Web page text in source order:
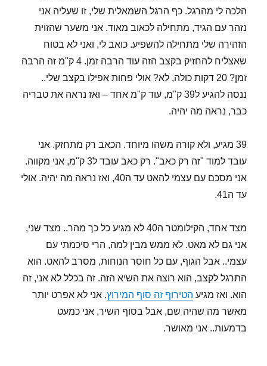
הלכה לי מהרגל. כף הרגל השמאלית שלי, זו שעליה אני
נזהר עם הגיד, מתחילה לכאוב מאוד. אני משער שהזוית
הזהירה שלי מתחילה להשפיע. כואב לי, ואני לא בטוח
שאצליח להחזיק בקצב הזה עוד הרבה זמן. 4 ק"מ זה הרבה
זמן? 20 דקות כולה, לא? אולי פחות אפילו בקצב שלי..
ננסה להגיע ל39 ק"מ, עוד ק"מ אחד – ואז נראה את טבריה
כבר, נראה מה יהיה.
39 מגיע, ולא קורה משהו מיוחד. הכאב רק מתחזק. אני
עובד למוד "זה רק כאב". רק כאב עובד ל3 ק"מ, אני מקווה.
אני מסכם עם עצמי להאט עד ה40, ואז נראה מה יהיה. אולי
עד ה41.
מצד אחד, הקילומטר ה40 לא מגיע כל כך מהר.. מצד שני,
אני גם לא מאט. לא ממש מבין למה, הרי סיכמתי עם
עצמי.. אבל הגוף, עם כל חוסר הנוחות, מסרב להאט. הוא
התרגל לקצב, הוא רוצה את השיא הזה. זה בכלל לא אני, זה
הוא. ואז מגיע הטירוף זה סוף המירוץ. אני לא אפרט יותר
מאשר מה שהיה שם, אבל בסוף השיר, אני כמעט
בדמעות.. אני מאושר.